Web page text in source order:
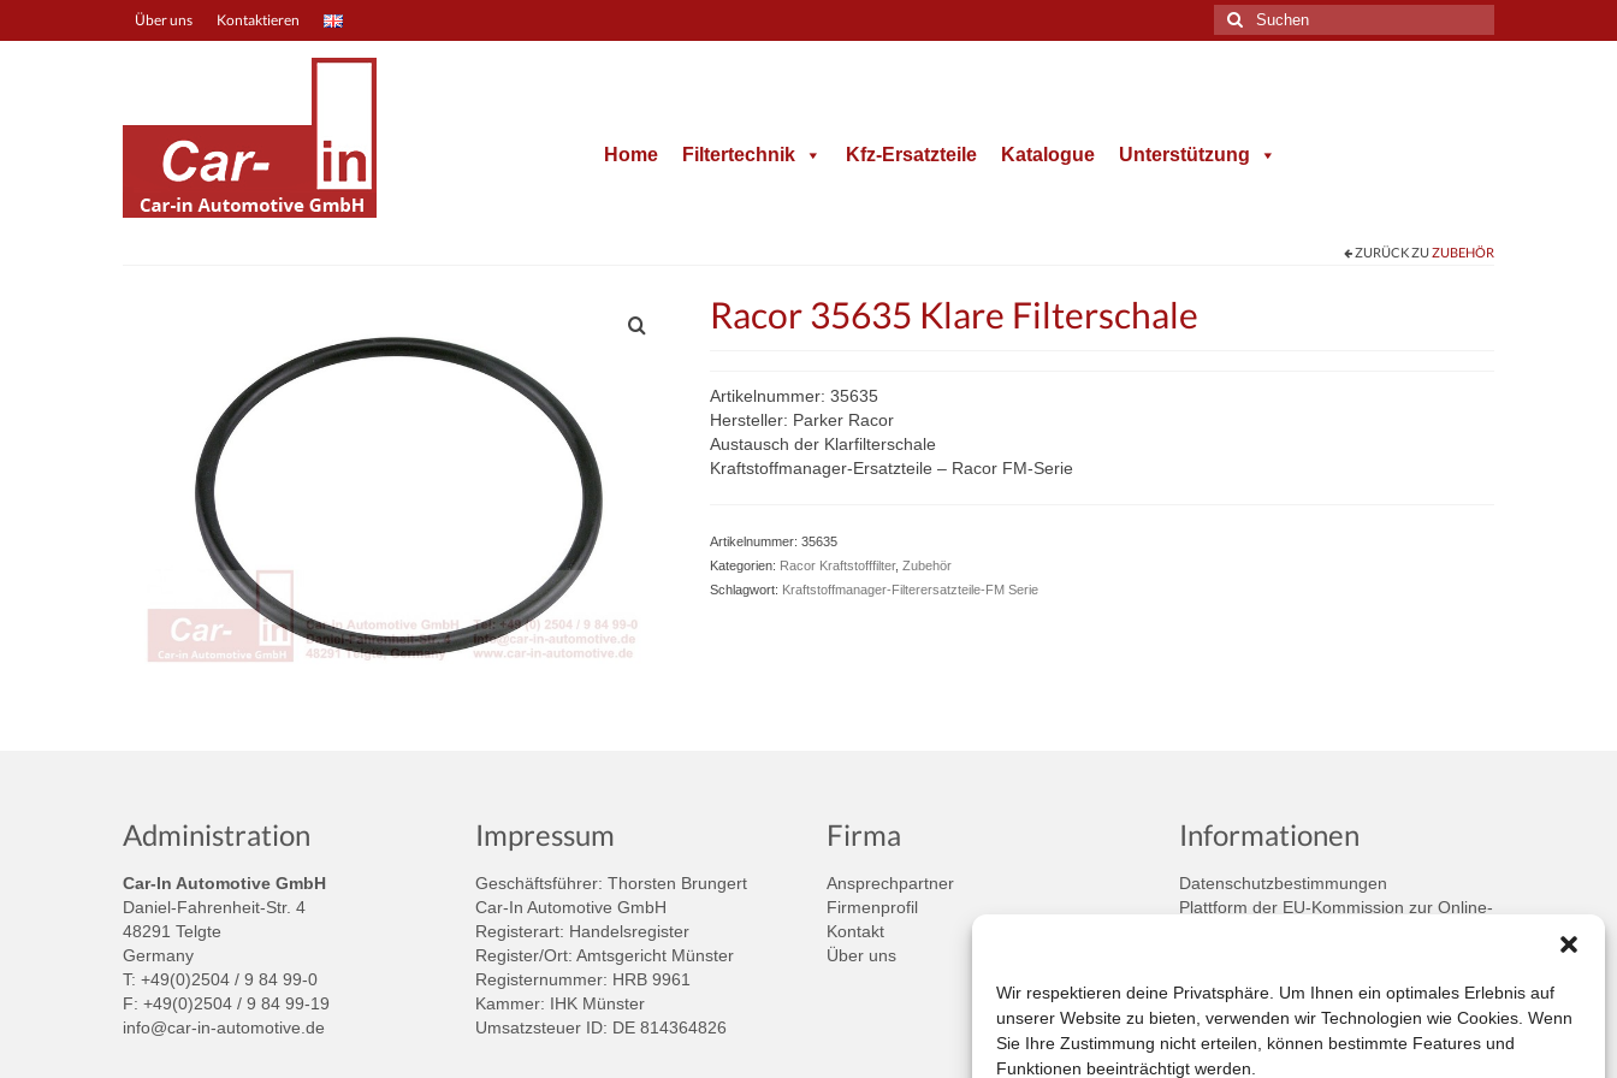
Wir respektieren deine Privatsphäre. Um Ihnen ein optimales Erlebnis auf
unserer Website zu bieten, verwenden wir Technologien wie Cookies. Wenn
Sie Ihre Zustimmung nicht erteilen, können bestimmte Features und
Funktionen beeinträchtigt werden.
Über uns Kontaktieren
Suche
nach:
Home Filtertechnik Kfz-Ersatzteile Katalogue Unterstützung
ZURÜCK ZUZUBEHÖR
Racor 35635 Klare Filterschale
Artikelnummer: 35635
Hersteller: Parker Racor
Austausch der Klarfilterschale
Kraftstoffmanager-Ersatzteile – Racor FM-Serie
Artikelnummer: 35635
Kategorien: Racor Kraftstofffilter, Zubehör
Schlagwort: Kraftstoffmanager-Filterersatzteile-FM Serie
Administration
Car-In Automotive GmbH
Daniel-Fahrenheit-Str. 4
48291 Telgte
Germany
T: +49(0)2504 / 9 84 99-0
F: +49(0)2504 / 9 84 99-19
info@car-in-automotive.de
Impressum
Geschäftsführer: Thorsten Brungert
Car-In Automotive GmbH
Registerart: Handelsregister
Register/Ort: Amtsgericht Münster
Registernummer: HRB 9961
Kammer: IHK Münster
Umsatzsteuer ID: DE 814364826
Firma
Ansprechpartner
Firmenprofil
Kontakt
Über uns
Informationen
Datenschutzbestimmungen
Plattform der EU-Kommission zur Online-